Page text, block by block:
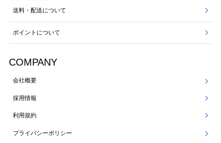
送料・配送について
ポイントについて
COMPANY
会社概要
採用情報
利用規約
プライバシーポリシー